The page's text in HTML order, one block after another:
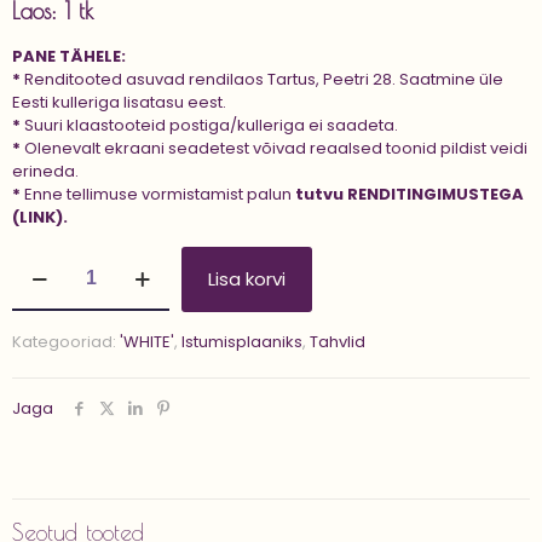
Laos: 1 tk
PANE TÄHELE:
* Renditooted asuvad rendilaos Tartus, Peetri 28. Saatmine üle
Eesti kulleriga lisatasu eest.
* Suuri klaastooteid postiga/kulleriga ei saadeta.
* Olenevalt ekraani seadetest võivad reaalsed toonid pildist veidi
erineda.
* Enne tellimuse vormistamist palun tutvu RENDITINGIMUSTEGA
(LINK).
'JADE
W'
Lisa korvi
Kategooriad: 'WHITE', Istumisplaaniks, Tahvlid
Jaga
Seotud tooted